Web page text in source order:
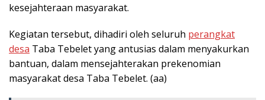
kesejahteraan masyarakat.
Kegiatan tersebut, dihadiri oleh seluruh perangkat
desa Taba Tebelet yang antusias dalam menyakurkan
bantuan, dalam mensejahterakan prekenomian
masyarakat desa Taba Tebelet. (aa)